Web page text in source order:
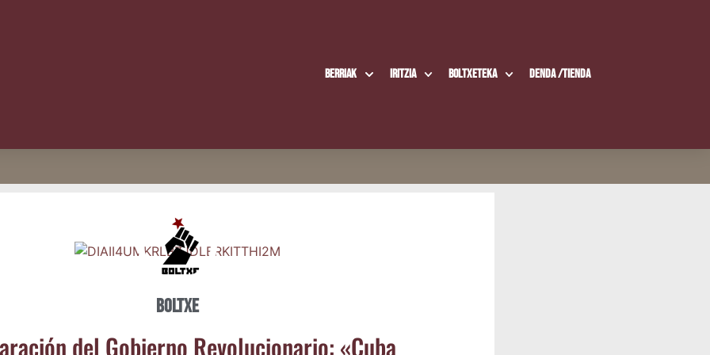
Berriak Iritzia Boltxe­te­ka Den­da /​Tien­da
Boltxe
del Gobierno Revo­lu­cio­na­rio: «Cuba